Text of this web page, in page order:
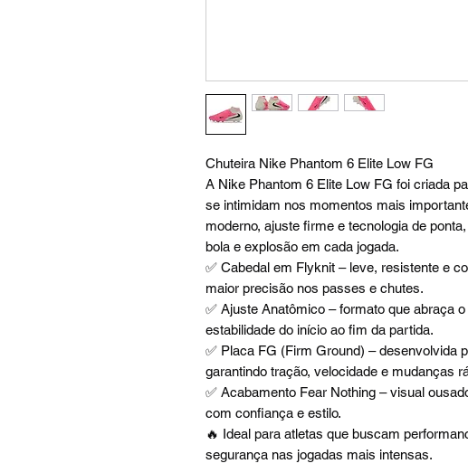
Chuteira Nike Phantom 6 Elite Low FG
A Nike Phantom 6 Elite Low FG foi criada
se intimidam nos momentos mais
moderno, ajuste firme e tecnologia de
bola e explosão em cada jogada.
✅ Cabedal em Flyknit – leve, resistente e
maior precisão nos passes e chutes.
✅ Ajuste Anatômico – formato que abraça
estabilidade do início ao fim da partida.
✅ Placa FG (Firm Ground) – desenvolvida
garantindo tração, velocidade e mudanças
✅ Acabamento Fear Nothing – visual
com confiança e estilo.
🔥 Ideal para atletas que buscam
segurança nas jogadas mais intensas.